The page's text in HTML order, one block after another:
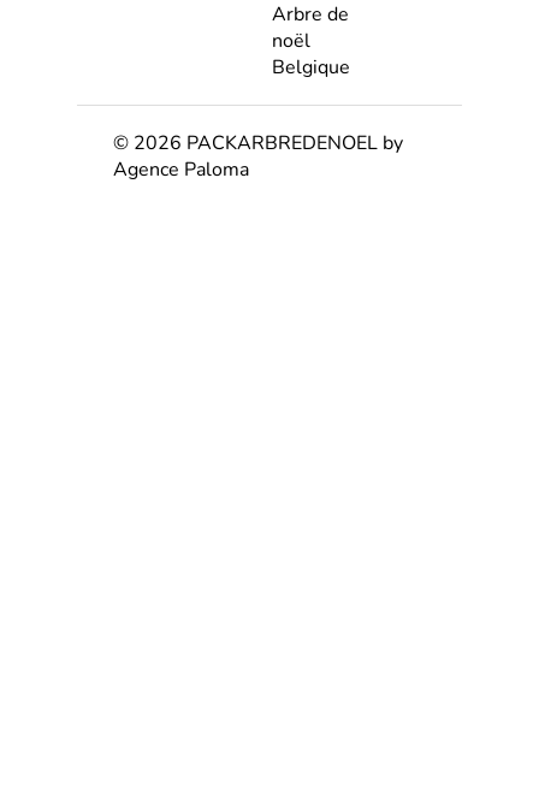
Arbre de
noël
Belgique
© 2026 PACKARBREDENOEL by
Agence Paloma